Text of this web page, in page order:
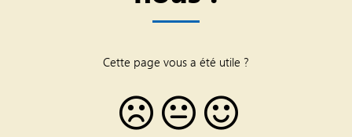
Cette page vous a été utile ?